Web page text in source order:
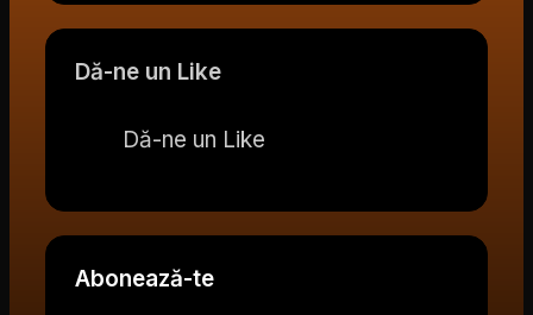
Dă-ne un Like
Dă-ne un Like
Abonează-te